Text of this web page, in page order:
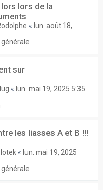
lors de la
« lun. août 18,
générale
sur
« lun. mai 19, 2025 5:35
les liasses A et B !!!
« lun. mai 19, 2025
générale